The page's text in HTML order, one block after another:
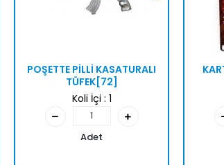
POŞETTE PİLLİ KASATURALI
TÜFEK[72]
Koli İçi : 1
Adet